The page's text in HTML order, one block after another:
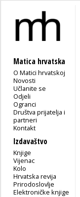
Matica hrvatska
O Matici hrvatskoj
Novosti
Učlanite se
Odjeli
Ogranci
Društva prijatelja i
partneri
Kontakt
Izdavaštvo
Knjige
Vijenac
Kolo
Hrvatska revija
Prirodoslovlje
Elektroničke knjige